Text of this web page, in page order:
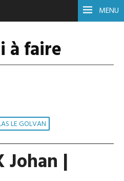
MENU
à faire
LE GOLVAN
Johan |